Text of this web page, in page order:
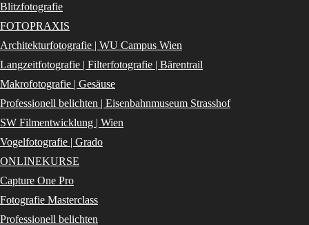
Blitzfotografie
FOTOPRAXIS
Architekturfotografie | WU Campus Wien
Langzeitfotografie | Filterfotografie | Bärentrail
Makrofotografie | Gesäuse
Professionell belichten | Eisenbahnmuseum Strasshof
SW Filmentwicklung | Wien
Vogelfotografie | Grado
ONLINEKURSE
Capture One Pro
Fotografie Masterclass
Professionell belichten